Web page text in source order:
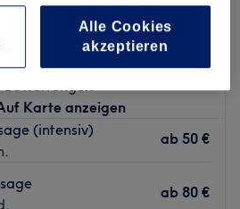
Karte anzeigen
(intensiv)
ab 50 €
ab 80 €
Alle Cookies
akzeptieren